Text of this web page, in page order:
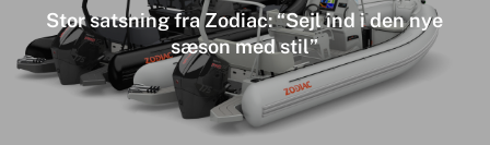
Stor satsning fra Zodiac: “Sejl ind i den nye
sæson med stil”